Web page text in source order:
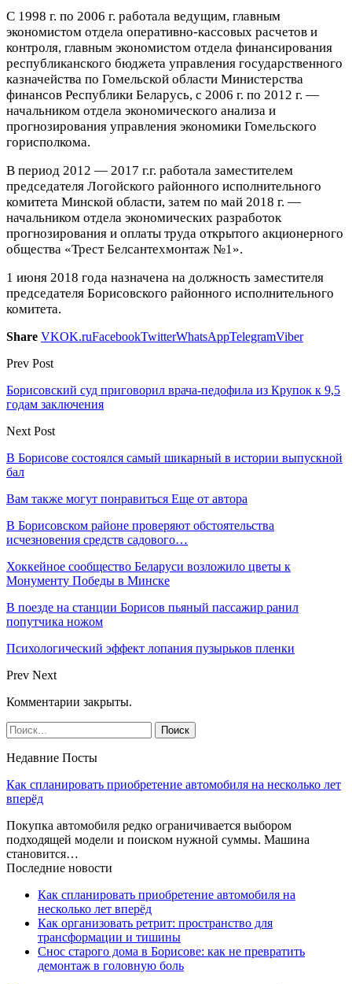
С 1998 г. по 2006 г. работала ведущим, главным
экономистом отдела оперативно-кассовых расчетов и
контроля, главным экономистом отдела финансирования
республиканского бюджета управления государственного
казначейства по Гомельской области Министерства
финансов Республики Беларусь, с 2006 г. по 2012 г. —
начальником отдела экономического анализа и
прогнозирования управления экономики Гомельского
горисполкома.
В период 2012 — 2017 г.г. работала заместителем
председателя Логойского районного исполнительного
комитета Минской области, затем по май 2018 г. —
начальником отдела экономических разработок
прогнозирования и оплаты труда открытого акционерного
общества «Трест Белсантехмонтаж №1».
1 июня 2018 года назначена на должность заместителя
председателя Борисовского районного исполнительного
комитета.
Share VKOK.ruFacebookTwitterWhatsAppTelegramViber
Prev Post
Борисовский суд приговорил врача-педофила из Крупок к 9,5
годам заключения
Next Post
В Борисове состоялся самый шикарный в истории выпускной
бал
Вам также могут понравиться Еще от автора
В Борисовском районе проверяют обстоятельства
исчезновения средств садового…
Хоккейное сообщество Беларуси возложило цветы к
Монументу Победы в Минске
В поезде на станции Борисов пьяный пассажир ранил
попутчика ножом
Психологический эффект лопания пузырьков пленки
Prev Next
Комментарии закрыты.
Недавние Посты
Как спланировать приобретение автомобиля на несколько лет
вперёд
Покупка автомобиля редко ограничивается выбором
подходящей модели и поиском нужной суммы. Машина
становится…
Последние новости
Как спланировать приобретение автомобиля на
несколько лет вперёд
Как организовать ретрит: пространство для
трансформации и тишины
Снос старого дома в Борисове: как не превратить
демонтаж в головную боль